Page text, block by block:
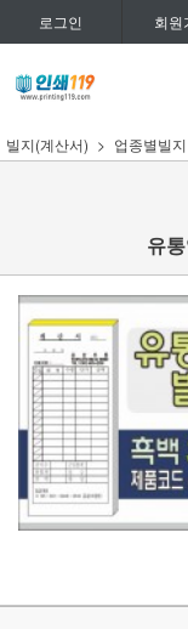
로그인 회원
빌지(계산서) 업종별빌지
유